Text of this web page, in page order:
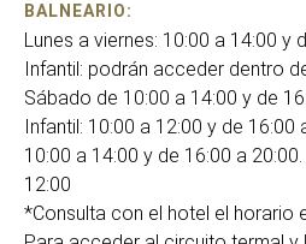
BALNEARIO:
Lunes a viernes: 10:00 a 14:00 y
Infantil: podrán acceder dentro
Sábado de 10:00 a 14:00 y de
Infantil: 10:00 a 12:00 y de 16:00
10:00 a 14:00 y de 16:00 a
12:00
*Consulta con el hotel el horario